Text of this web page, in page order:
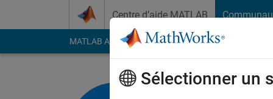
Centre d’aide MATLAB
MATLAB Answers File Exchange Cody
Sélectionner un